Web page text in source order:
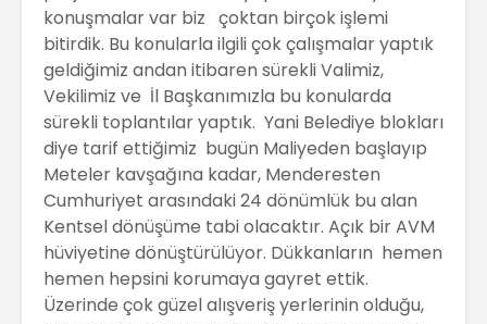
konuşmalar var biz çoktan birçok işlemi
bitirdik. Bu konularla ilgili çok çalışmalar yaptık
geldiğimiz andan itibaren sürekli Valimiz,
Vekilimiz ve İl Başkanımızla bu konularda
sürekli toplantılar yaptık. Yani Belediye blokları
diye tarif ettiğimiz bugün Maliyeden başlayıp
Meteler kavşağına kadar, Menderesten
Cumhuriyet arasındaki 24 dönümlük bu alan
Kentsel dönüşüme tabi olacaktır. Açık bir AVM
hüviyetine dönüştürülüyor. Dükkanların hemen
hemen hepsini korumaya gayret ettik.
Üzerinde çok güzel alışveriş yerlerinin olduğu,